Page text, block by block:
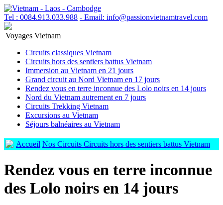
Tel : 0084.913.033.988 - Email: info@passionvietnamtravel.com
Voyages Vietnam
Circuits classiques Vietnam
Circuits hors des sentiers battus Vietnam
Immersion au Vietnam en 21 jours
Grand circuit au Nord Vietnam en 17 jours
Rendez vous en terre inconnue des Lolo noirs en 14 jours
Nord du Vietnam autrement en 7 jours
Circuits Trekking Vietnam
Excursions au Vietnam
Séjours balnéaires au Vietnam
Accueil Nos Circuits Circuits hors des sentiers battus Vietnam
Rendez vous en terre inconnue
des Lolo noirs en 14 jours